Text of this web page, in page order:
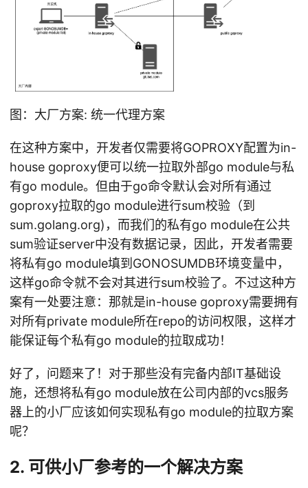
图：大厂方案: 统一代理方案
在这种方案中，开发者仅需要将GOPROXY配置为in-
house goproxy便可以统一拉取外部go module与私
有go module。但由于go命令默认会对所有通过
goproxy拉取的go module进行sum校验（到
sum.golang.org)，而我们的私有go module在公共
sum验证server中没有数据记录，因此，开发者需要
将私有go module填到GONOSUMDB环境变量中，
这样go命令就不会对其进行sum校验了。不过这种方
案有一处要注意：那就是in-house goproxy需要拥有
对所有private module所在repo的访问权限，这样才
能保证每个私有go module的拉取成功！
好了，问题来了！对于那些没有完备内部IT基础设
施，还想将私有go module放在公司内部的vcs服务
器上的小厂应该如何实现私有go module的拉取方案
呢？
2. 可供小厂参考的一个解决方案